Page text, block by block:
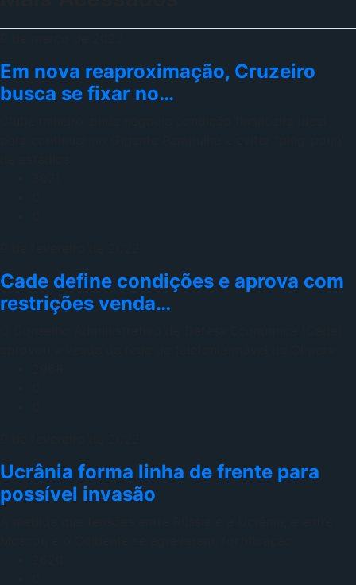
Em nova reaproximação, Cruzeiro
busca se fixar no…
Cade define condições e aprova com
restrições venda…
Ucrânia forma linha de frente para
possível invasão